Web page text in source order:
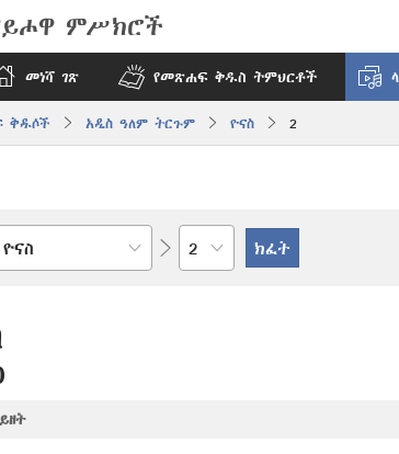
ምሥክሮች
መነሻ ገጽ የመጽሐፍ ቅዱስ ትምህርቶች
ቅዱሶች አዲስ ዓለም ትርጉም ዮናስ 2
በምዕራፍ